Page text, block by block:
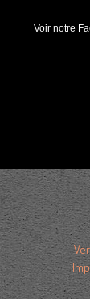
Voir notre